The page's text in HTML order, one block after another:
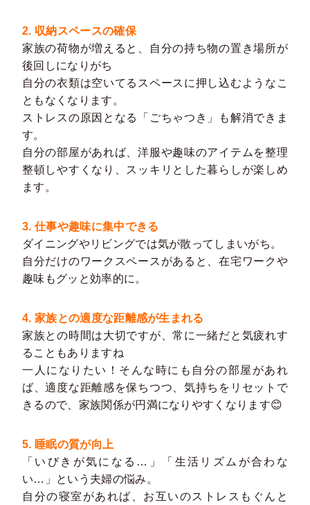
2. 収納スペースの確保
家族の荷物が増えると、自分の持ち物の置き場所が
後回しになりがち
自分の衣類は空いてるスペースに押し込むようなこ
ともなくなります。
ストレスの原因となる「ごちゃつき」も解消できま
す。
自分の部屋があれば、洋服や趣味のアイテムを整理
整頓しやすくなり、スッキリとした暮らしが楽しめ
ます。
3. 仕事や趣味に集中できる
ダイニングやリビングでは気が散ってしまいがち。
自分だけのワークスペースがあると、在宅ワークや
趣味もグッと効率的に。
4. 家族との適度な距離感が生まれる
家族との時間は大切ですが、常に一緒だと気疲れす
ることもありますね
一人になりたい！そんな時にも自分の部屋があれ
ば、適度な距離感を保ちつつ、気持ちをリセットで
きるので、家族関係が円満になりやすくなります😊
5. 睡眠の質が向上
「いびきが気になる…」「生活リズムが合わな
い…」という夫婦の悩み。
自分の寝室があれば、お互いのストレスもぐんと